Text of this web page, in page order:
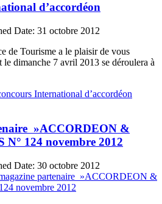
d’accordéon
Date: 31 octobre 2012
de Tourisme a le plaisir de vous
le dimanche 7 avril 2013 se déroulera à
International d’accordéon
»ACCORDEON &
124 novembre 2012
Date: 30 octobre 2012
partenaire »ACCORDEON &
novembre 2012